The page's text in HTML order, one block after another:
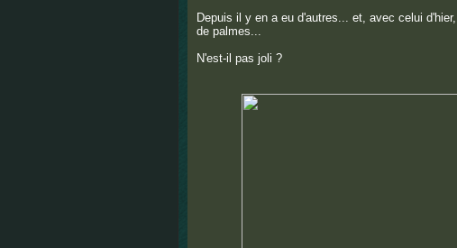
Depuis il y en a eu d'autres... et, avec celui
de palmes...
N'est-il pas joli ?